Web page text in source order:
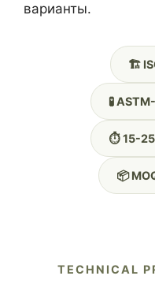
варианты.
🏗️
🧪
⏱️ 15-25
📦
TECHNICAL